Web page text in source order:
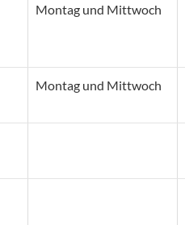
Montag und Mittwoch
Montag und Mittwoch